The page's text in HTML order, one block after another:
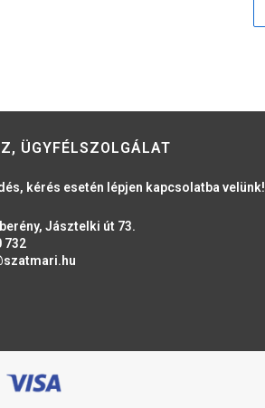
ÜGYFÉLSZOLGÁLAT
kérés esetén lépjen kapcsolatba velünk!
Jásztelki út 73.
732